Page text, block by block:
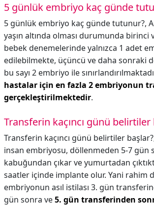
5 günlük embriyo kaç günde
5 günlük embriyo kaç günde tutunur?,
yaşın altında olması durumunda birinci
bebek denemelerinde yalnızca 1 adet
edilebilmekte, üçüncü ve daha sonraki
bu sayı 2 embriyo ile
hastalar için en fazla 2 embriyonun
gerçekleştirilmektedir.
Transferin kaçıncı günü belirtiler
Transferin kaçıncı günü belirtiler
insan embriyosu, döllenmeden 5-7 gün
kabuğundan çıkar ve yumurtadan
saatler içinde implante olur. Yani rahim
embriyonun asıl istilası 3. gün
gün sonra ve5. gün transferinden